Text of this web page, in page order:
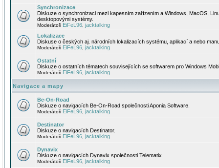
Synchronizace
Diskuze o synchronizaci mezi kapesním zařízením a Windows, MacOS,
desktopovými systémy.
Moderátoři EiFeL96 jacktalking
Lokalizace
Diskuse o českých aj. národních lokalizacích systému, aplikací a nebo
Moderátoři EiFeL96 jacktalking
Ostatní
Diskuze o ostatních tématech souvisejících se softwarem pro Windows
Moderátoři EiFeL96 jacktalking
Navigace a mapy
Be-On-Road
Diskuze o navigacích Be-On-Road společnosti Aponia Software.
Moderátoři EiFeL96 jacktalking
Destinator
Diskuze o navigacích Destinator.
Moderátoři EiFeL96 jacktalking
Dynavix
Diskuze o navigacích Dynavix společnosti Telematix.
Moderátoři EiFeL96 jacktalking